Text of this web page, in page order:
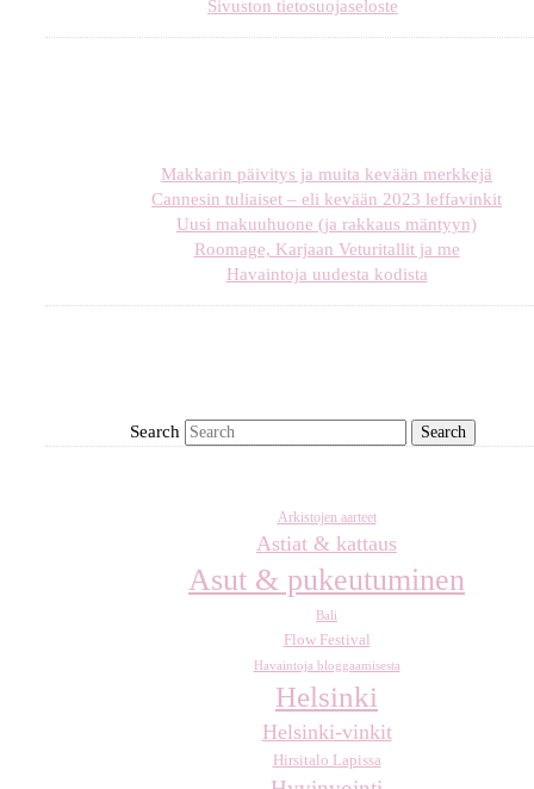
Sivuston tietosuojaseloste
Makkarin päivitys ja muita kevään merkkejä
Cannesin tuliaiset – eli kevään 2023 leffavinkit
Uusi makuuhuone (ja rakkaus mäntyyn)
Roomage, Karjaan Veturitallit ja me
Havaintoja uudesta kodista
Search
Arkistojen aarteet
Astiat & kattaus
Asut & pukeutuminen
Bali
Flow Festival
Havaintoja bloggaamisesta
Helsinki
Helsinki-vinkit
Hirsitalo Lapissa